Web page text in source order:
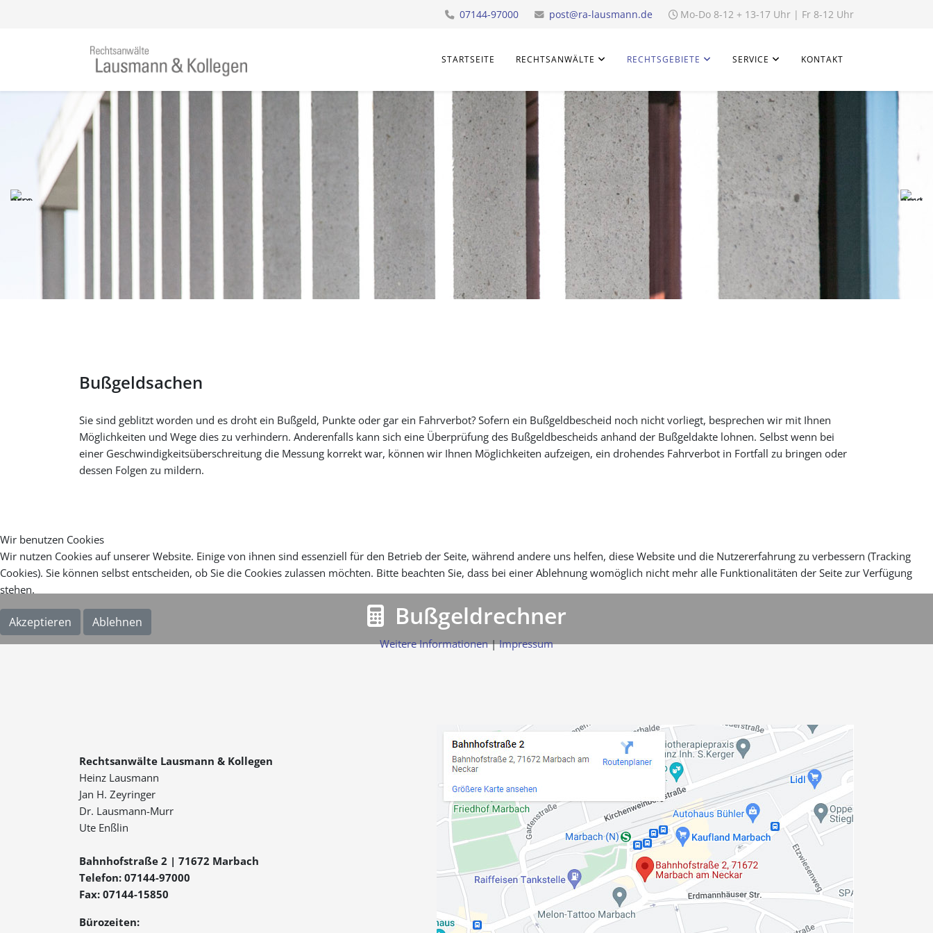
07144-97000 post@ra-lausmann.de Mo-Do 8-12 + 13-17 Uhr | Fr 8-12 Uhr
STARTSEITE RECHTSANWÄLTE RECHTSGEBIETE SERVICE KONTAKT
Bußgeldsachen
Sie sind geblitzt worden und es droht ein Bußgeld, Punkte oder gar ein Fahrverbot? Sofern ein Bußgeldbescheid noch nicht vorliegt, besprechen wir mit Ihnen
Möglichkeiten und Wege dies zu verhindern. Anderenfalls kann sich eine Überprüfung des Bußgeldbescheids anhand der Bußgeldakte lohnen. Selbst wenn bei
einer Geschwindigkeitsüberschreitung die Messung korrekt war, können wir Ihnen Möglichkeiten aufzeigen, ein drohendes Fahrverbot in Fortfall zu bringen oder
dessen Folgen zu mildern.
Bußgeldrechner
Rechtsanwälte Lausmann & Kollegen
Heinz Lausmann
Jan H. Zeyringer
Dr. Lausmann-Murr
Ute Enßlin
Bahnhofstraße 2 | 71672 Marbach
Telefon: 07144-97000
Fax: 07144-15850
Bürozeiten:
Wir benutzen Cookies
Wir nutzen Cookies auf unserer Website. Einige von ihnen sind essenziell für den Betrieb der Seite, während andere uns helfen, diese Website und die Nutzererfahrung zu verbessern (Tracking
Cookies). Sie können selbst entscheiden, ob Sie die Cookies zulassen möchten. Bitte beachten Sie, dass bei einer Ablehnung womöglich nicht mehr alle Funktionalitäten der Seite zur Verfügung
stehen.
Akzeptieren Ablehnen
Weitere Informationen|Impressum